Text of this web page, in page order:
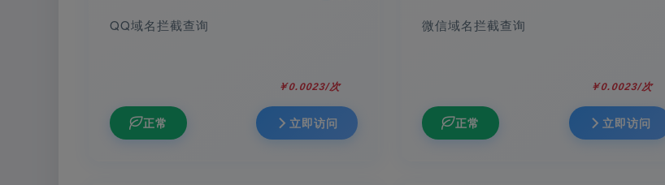
QQ域名拦截查询
￥0.0023/次
正常 立即访问
微信域名拦截查询
￥0.0023/次
正常 立即访问